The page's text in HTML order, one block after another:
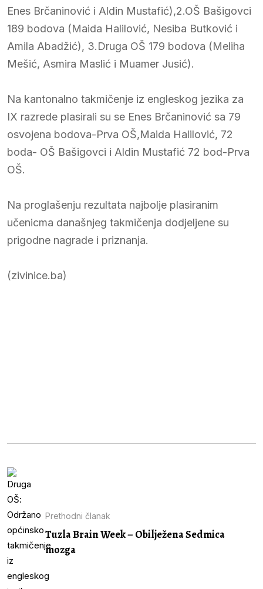
Enes Brčaninović i Aldin Mustafić),2.OŠ Bašigovci
189 bodova (Maida Halilović, Nesiba Butković i
Amila Abadžić), 3.Druga OŠ 179 bodova (Meliha
Mešić, Asmira Maslić i Muamer Jusić).
Na kantonalno takmičenje iz engleskog jezika za
IX razrede plasirali su se Enes Brčaninović sa 79
osvojena bodova-Prva OŠ,Maida Halilović, 72
boda- OŠ Bašigovci i Aldin Mustafić 72 bod-Prva
OŠ.
Na proglašenju rezultata najbolje plasiranim
učenicma današnjeg takmičenja dodjeljene su
prigodne nagrade i priznanja.
(zivinice.ba)
Prethodni članak
Tuzla Brain Week – Obilježena Sedmica
mozga